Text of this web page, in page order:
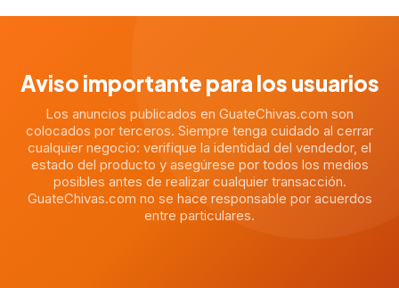
Aviso importante para los usuarios
Los anuncios publicados en GuateChivas.com son
colocados por terceros. Siempre tenga cuidado al cerrar
cualquier negocio: verifique la identidad del vendedor, el
estado del producto y asegúrese por todos los medios
posibles antes de realizar cualquier transacción.
GuateChivas.com no se hace responsable por acuerdos
entre particulares.